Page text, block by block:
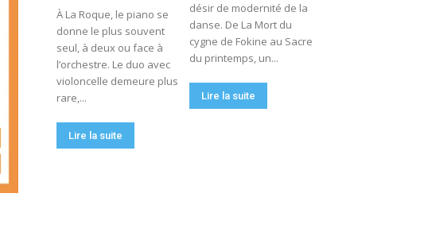
À La Roque, le piano se
donne le plus souvent
seul, à deux ou face à
l’orchestre. Le duo avec
violoncelle demeure plus
rare,...
Lire la suite
désir de modernité de la
danse. De La Mort du
cygne de Fokine au Sacre
du printemps, un...
Lire la suite